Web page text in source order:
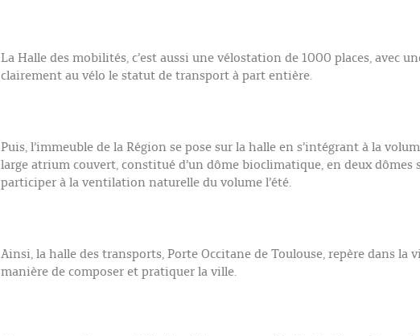
La Halle des mobilités, c’est aussi une vélostation de 1000 places, avec
clairement au vélo le statut de transport à part entière.
Puis, l’immeuble de la Région se pose sur la halle en s’intégrant à la
large atrium couvert, constitué d’un dôme bioclimatique, en deux
participer à la ventilation naturelle du volume l’été.
Ainsi, la halle des transports, Porte Occitane de Toulouse, repère dans la
manière de composer et pratiquer la ville.